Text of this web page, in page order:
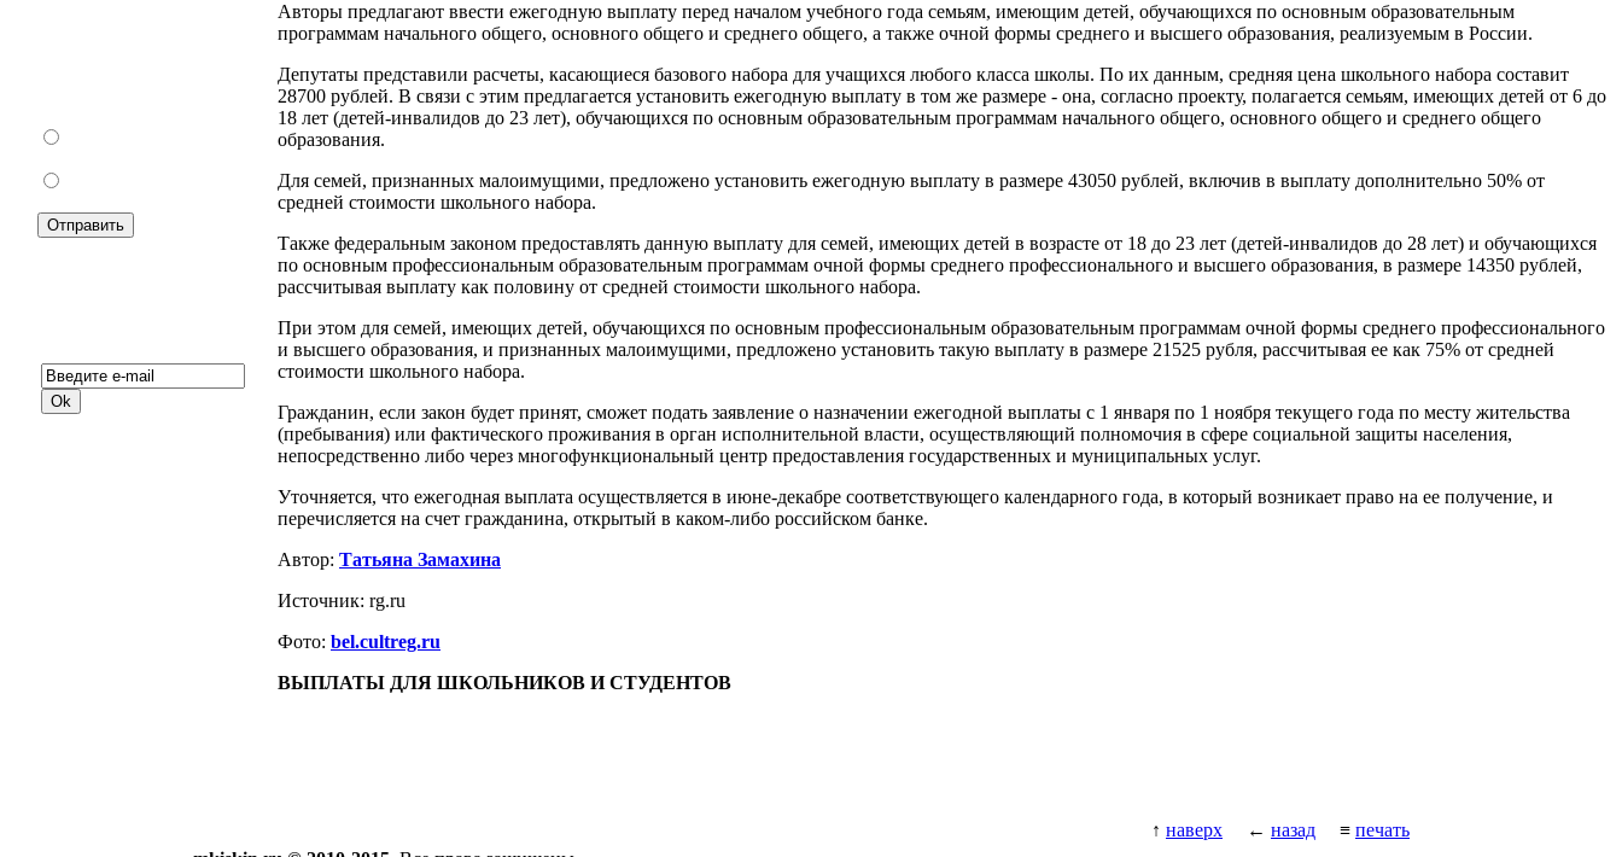
Авторы предлагают ввести ежегодную выплату перед началом учебного года семьям, имеющим детей, обучающихся по основным образовательным
программам начального общего, основного общего и среднего общего, а также очной формы среднего и высшего образования, реализуемым в России.
Депутаты представили расчеты, касающиеся базового набора для учащихся любого класса школы. По их данным, средняя цена школьного набора составит
28700 рублей. В связи с этим предлагается установить ежегодную выплату в том же размере - она, согласно проекту, полагается семьям, имеющих детей от 6 до
18 лет (детей-инвалидов до 23 лет), обучающихся по основным образовательным программам начального общего, основного общего и среднего общего
образования.
Для семей, признанных малоимущими, предложено установить ежегодную выплату в размере 43050 рублей, включив в выплату дополнительно 50% от
средней стоимости школьного набора.
Также федеральным законом предоставлять данную выплату для семей, имеющих детей в возрасте от 18 до 23 лет (детей-инвалидов до 28 лет) и обучающихся
по основным профессиональным образовательным программам очной формы среднего профессионального и высшего образования, в размере 14350 рублей,
рассчитывая выплату как половину от средней стоимости школьного набора.
При этом для семей, имеющих детей, обучающихся по основным профессиональным образовательным программам очной формы среднего профессионального
и высшего образования, и признанных малоимущими, предложено установить такую выплату в размере 21525 рубля, рассчитывая ее как 75% от средней
стоимости школьного набора.
Гражданин, если закон будет принят, сможет подать заявление о назначении ежегодной выплаты с 1 января по 1 ноября текущего года по месту жительства
(пребывания) или фактического проживания в орган исполнительной власти, осуществляющий полномочия в сфере социальной защиты населения,
непосредственно либо через многофункциональный центр предоставления государственных и муниципальных услуг.
Уточняется, что ежегодная выплата осуществляется в июне-декабре соответствующего календарного года, в который возникает право на ее получение, и
перечисляется на счет гражданина, открытый в каком-либо российском банке.
Автор: Татьяна Замахина
Источник: rg.ru
Фото: bel.cultreg.ru
ВЫПЛАТЫ ДЛЯ ШКОЛЬНИКОВ И СТУДЕНТОВ
↑ наверх ← назад ≡ печать